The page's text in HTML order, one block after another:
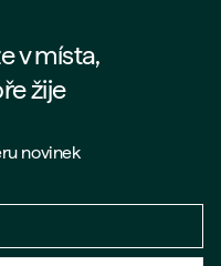
v místa,
žije
novinek